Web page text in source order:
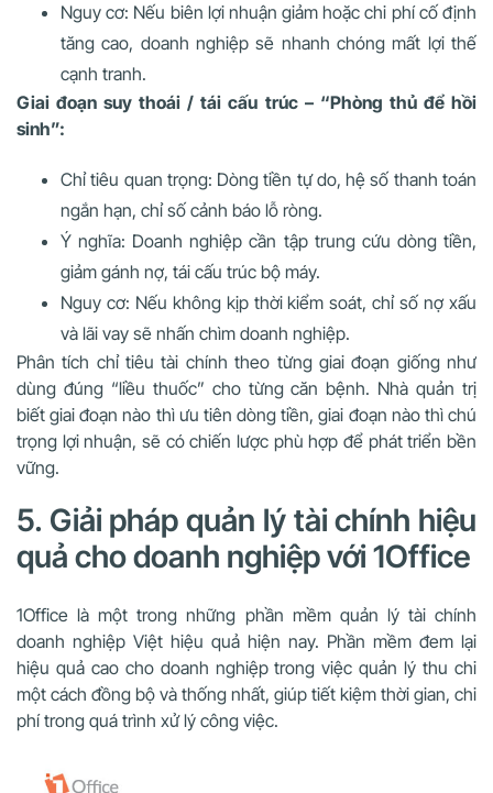
Nguy cơ: Nếu biên lợi nhuận giảm hoặc chi phí cố định
tăng cao, doanh nghiệp sẽ nhanh chóng mất lợi thế
cạnh tranh.
Giai đoạn suy thoái / tái cấu trúc – “Phòng thủ để hồi
sinh”:
Chỉ tiêu quan trọng: Dòng tiền tự do, hệ số thanh toán
ngắn hạn, chỉ số cảnh báo lỗ ròng.
Ý nghĩa: Doanh nghiệp cần tập trung cứu dòng tiền,
giảm gánh nợ, tái cấu trúc bộ máy.
Nguy cơ: Nếu không kịp thời kiểm soát, chỉ số nợ xấu
và lãi vay sẽ nhấn chìm doanh nghiệp.
Phân tích chỉ tiêu tài chính theo từng giai đoạn giống như
dùng đúng “liều thuốc” cho từng căn bệnh. Nhà quản trị
biết giai đoạn nào thì ưu tiên dòng tiền, giai đoạn nào thì chú
trọng lợi nhuận, sẽ có chiến lược phù hợp để phát triển bền
vững.
5. Giải pháp quản lý tài chính hiệu
quả cho doanh nghiệp với 1Office
1Office là một trong những phần mềm quản lý tài chính
doanh nghiệp Việt hiệu quả hiện nay. Phần mềm đem lại
hiệu quả cao cho doanh nghiệp trong việc quản lý thu chi
một cách đồng bộ và thống nhất, giúp tiết kiệm thời gian, chi
phí trong quá trình xử lý công việc.